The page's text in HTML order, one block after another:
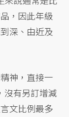
，因此年級
深、由近及
神，直接一
沒有另訂增減
文比例最多